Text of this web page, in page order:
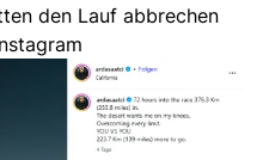
den Lauf abbrechen